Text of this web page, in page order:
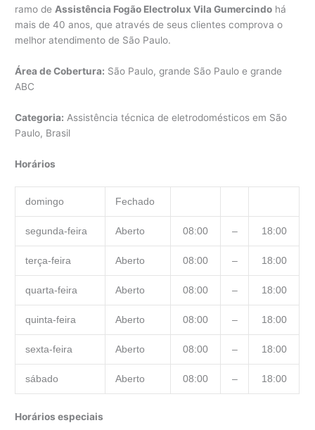
ramo de Assistência Fogão Electrolux Vila Gumercindo há
mais de 40 anos, que através de seus clientes comprova o
melhor atendimento de São Paulo.
Área de Cobertura: São Paulo, grande São Paulo e grande
ABC
Categoria: Assistência técnica de eletrodomésticos em São
Paulo, Brasil
Horários
domingo Fechado
segunda-feira Aberto 08:00 – 18:00
terça-feira Aberto 08:00 – 18:00
quarta-feira Aberto 08:00 – 18:00
quinta-feira Aberto 08:00 – 18:00
sexta-feira Aberto 08:00 – 18:00
sábado Aberto 08:00 – 18:00
Horários especiais